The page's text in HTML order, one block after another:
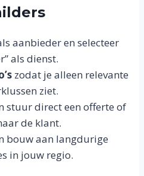
aanbieder en selecteer
als dienst.
zodat je alleen relevante
ziet.
stuur direct een offerte of
de klant.
bouw aan langdurige
in jouw regio.